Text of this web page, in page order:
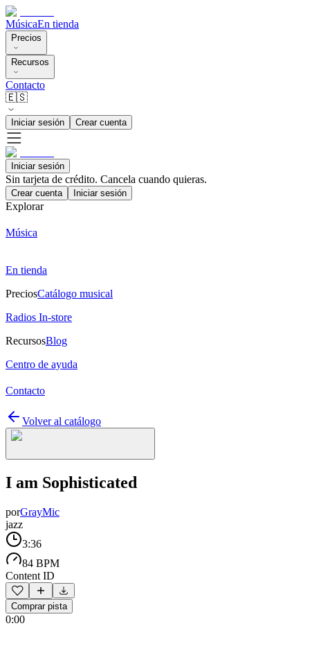
MúsicaEn tienda
Precios
Recursos
Contacto
🇪🇸
Iniciar sesión Crear cuenta
Iniciar sesión
Sin tarjeta de crédito. Cancela cuando quieras.
Crear cuenta Iniciar sesión
Explorar
Música
En tienda
PreciosCatálogo musical
Radios In-store
RecursosBlog
Centro de ayuda
Contacto
Volver al catálogo
I am Sophisticated
porGrayMic
jazz
3:36
84 BPM
Content ID
Comprar pista
0:00